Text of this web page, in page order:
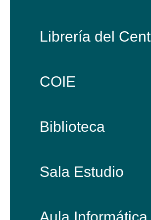
Librería del
COIE
Biblioteca
Sala Estudio
Aula Informática